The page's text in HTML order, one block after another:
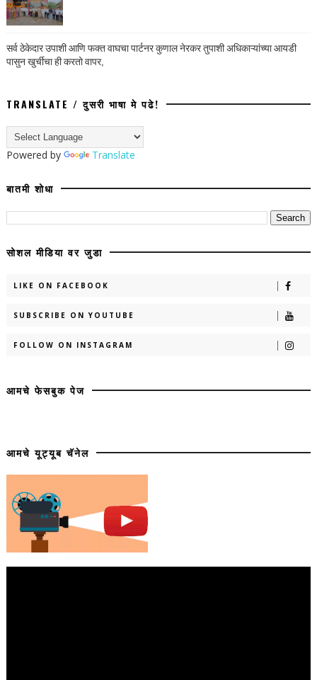
सर्व ठेकेदार उपाशी आणि फक्त वाघचा पार्टनर कुणाल नेरकर तुपाशी अधिकाऱ्यांच्या आयडी
पासुन खुर्चीचा ही करतो वापर,
TRANSLATE / दुसरी भाषा मे पढे!
Powered by Translate
बातमी शोधा
सोशल मीडिया वर जुडा
LIKE ON FACEBOOK
SUBSCRIBE ON YOUTUBE
FOLLOW ON INSTAGRAM
आमचे फेसबुक पेज
आमचे यूट्यूब चॅनेल